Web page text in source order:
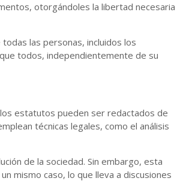
otorgándoles la libertad necesaria
las personas, incluidos los
todos, independientemente de su
estatutos pueden ser redactados de
técnicas legales, como el análisis
de la sociedad. Sin embargo, esta
mismo caso, lo que lleva a discusiones